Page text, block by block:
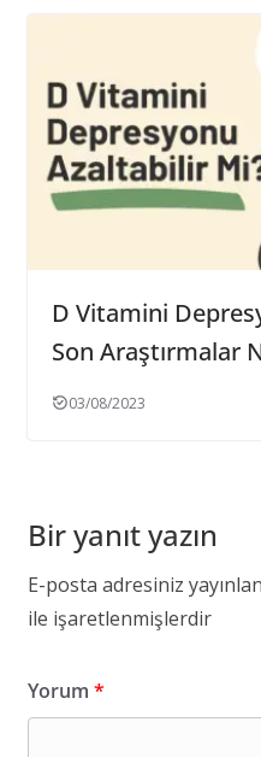
D Vitamini
Son Araştırmalar
03/08/2023
Bir yanıt yazın
E-posta adresiniz
ile işaretlenmişlerdir
Yorum *